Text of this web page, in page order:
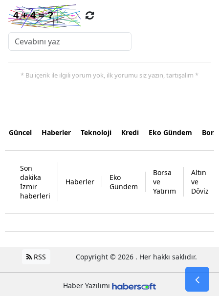
* Bu içerik ile ilgili yorum yok, ilk yorumu siz yazın, tartışalım *
Güncel Haberler Teknoloji Kredi Eko Gündem
Son
dakika
İzmir
haberleri
Haberler
Eko
Gündem
Borsa
ve
Yatırım
Altın
ve
Döviz
RSS Copyright © 2026 . Her hakkı saklıdır.
Haber Yazılımı